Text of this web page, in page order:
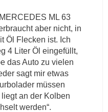
ML 63
aber nicht, in
Öl Flecken ist. Ich
4 Liter Öl eingefüllt,
das Auto zu vielen
sagt mir etwas
müssen
an der Kolben
werden“.